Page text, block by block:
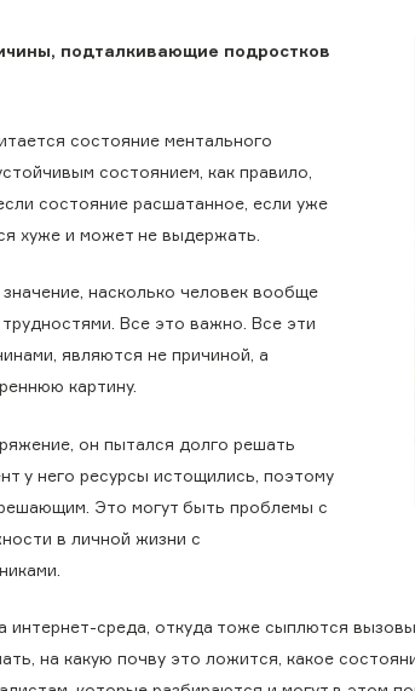
подталкивающие подростков
состояние ментального
состоянием, как правило,
состояние расшатанное, если уже
хуже и может не выдержать.
насколько человек вообще
Все это важно. Все эти
являются не причиной, а
картину.
он пытался долго решать
у него ресурсы истощились, поэтому
Это могут быть проблемы с
в личной жизни с
интернет-среда, откуда тоже сыплются
на какую почву это ложится, какое